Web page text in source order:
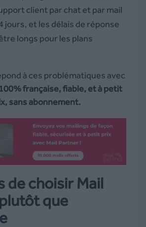
client par chat et par mail
jours, et les délais de réponse
longs pour les plans
à ces problématiques avec
100% française, fiable, et à petit
sans abonnement.
de choisir Mail
que